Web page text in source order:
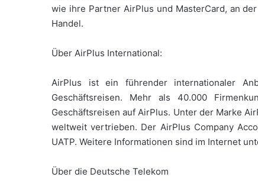
wie ihre Partner AirPlus und MasterCard, an
Handel.
Über AirPlus International:
AirPlus ist ein führender internationaler
Geschäftsreisen. Mehr als 40.000
Geschäftsreisen auf AirPlus. Unter der Marke
weltweit vertrieben. Der AirPlus Company
UATP. Weitere Informationen sind im Internet
Über die Deutsche Telekom